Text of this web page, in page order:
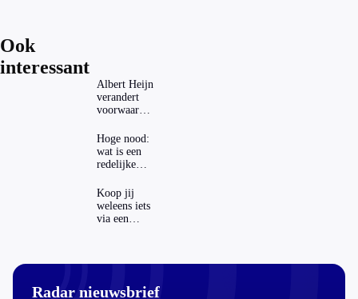
Ook
interessant
Albert Heijn
verandert
voorwaarden
mag dat
zomaar?
Hoge nood:
wat is een
redelijke
een
openbaar
toilet?
Koop jij
weleens iets
via een
Radar nieuwsbrief